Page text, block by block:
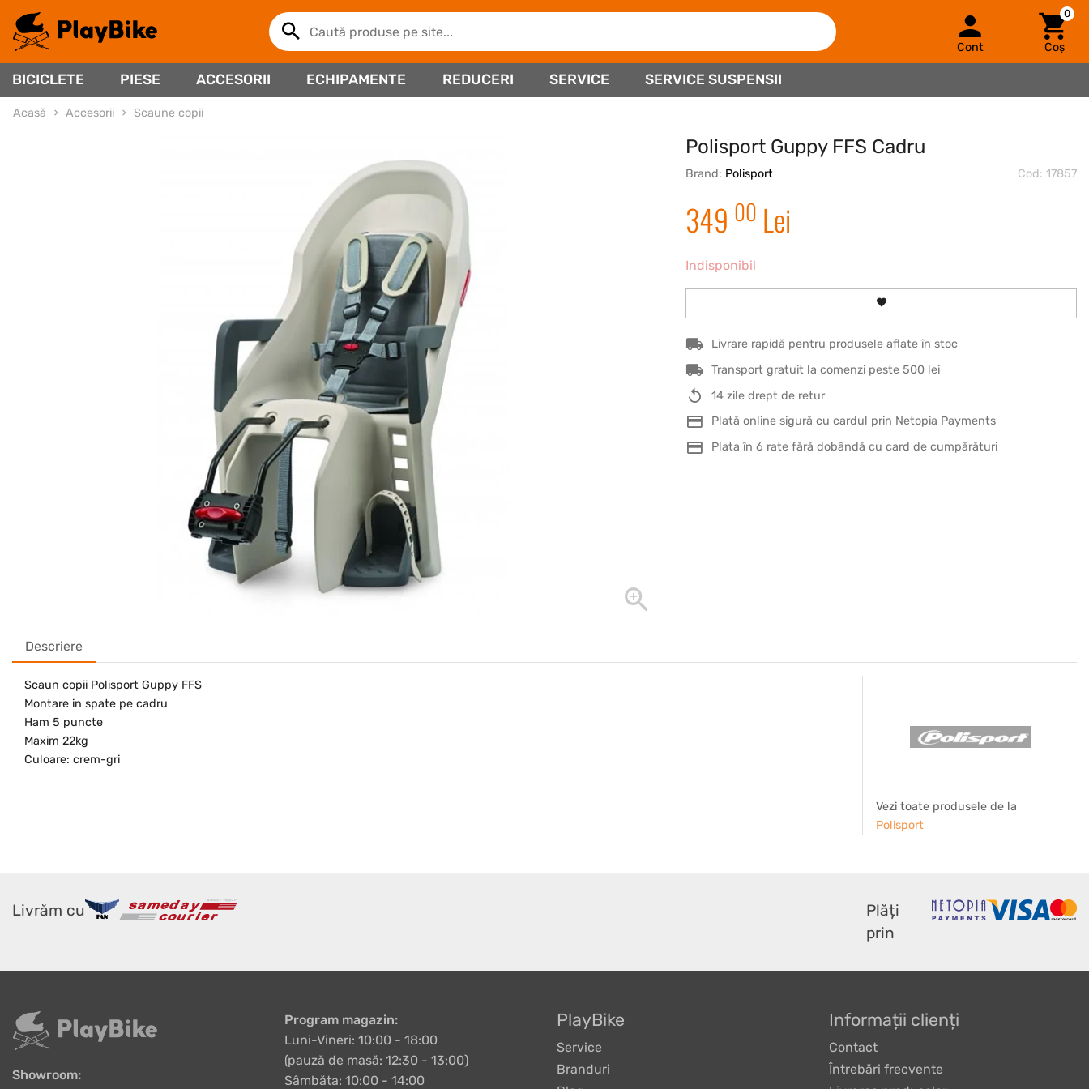
Cont Coș
0
BICICLETE PIESE ACCESORII ECHIPAMENTE REDUCERI SERVICE SERVICE SUSPENSII
Acasă Accesorii Scaune copii
Polisport Guppy FFS Cadru
Brand: Polisport Cod: 17857
349 00 Lei
Indisponibil
Livrare rapidă pentru produsele aflate în stoc
Transport gratuit la comenzi peste 500 lei
14 zile drept de retur
Plată online sigură cu cardul prin Netopia Payments
Plata în 6 rate fără dobândă cu card de cumpărături
Descriere
Scaun copii Polisport Guppy FFS
Montare in spate pe cadru
Ham 5 puncte
Maxim 22kg
Culoare: crem-gri
Vezi toate produsele de la
Polisport
Livrăm cu
Plăți
prin
Showroom:
Program magazin:
Luni-Vineri: 10:00 - 18:00
(pauză de masă: 12:30 - 13:00)
Sâmbăta: 10:00 - 14:00
PlayBike
Service
Branduri
Informații clienți
Contact
Întrebări frecvente